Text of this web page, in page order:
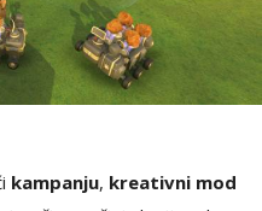
kampanju, kreativni mod